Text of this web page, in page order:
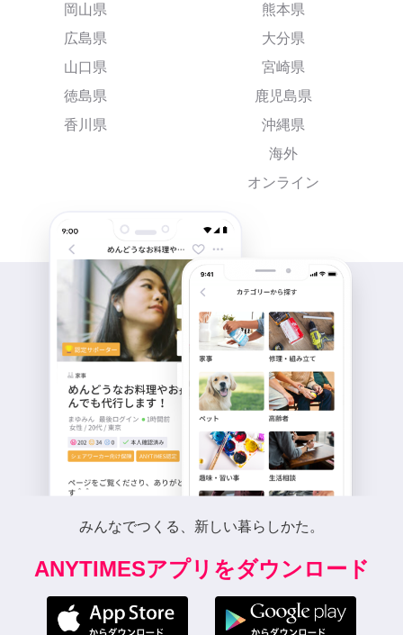
岡山県
広島県
山口県
徳島県
香川県
熊本県
大分県
宮崎県
鹿児島県
沖縄県
海外
オンライン
みんなでつくる、新しい暮らしかた。
ANYTIMESアプリをダウンロード